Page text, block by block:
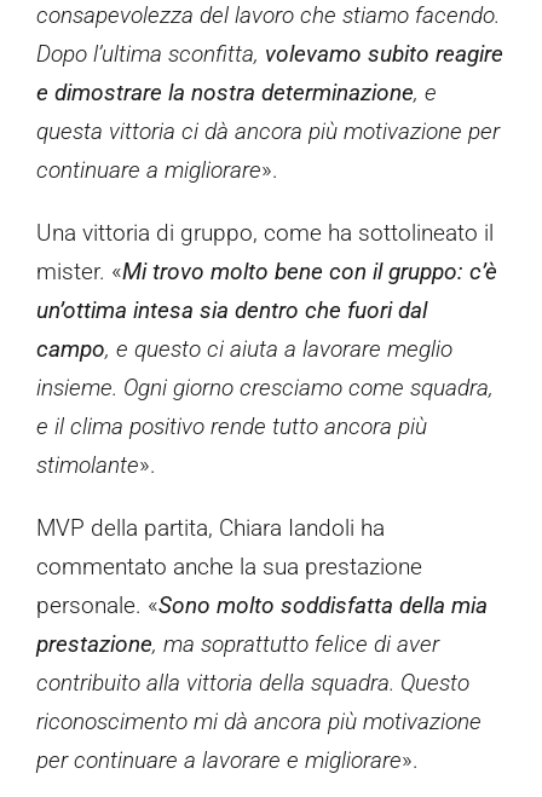
consapevolezza del lavoro che stiamo facendo.
Dopo l’ultima sconfitta, volevamo subito reagire
e dimostrare la nostra determinazione, e
questa vittoria ci dà ancora più motivazione per
continuare a migliorare».
Una vittoria di gruppo, come ha sottolineato il
mister. «Mi trovo molto bene con il gruppo: c’è
un’ottima intesa sia dentro che fuori dal
campo, e questo ci aiuta a lavorare meglio
insieme. Ogni giorno cresciamo come squadra,
e il clima positivo rende tutto ancora più
stimolante».
MVP della partita, Chiara Iandoli ha
commentato anche la sua prestazione
personale. «Sono molto soddisfatta della mia
prestazione, ma soprattutto felice di aver
contribuito alla vittoria della squadra. Questo
riconoscimento mi dà ancora più motivazione
per continuare a lavorare e migliorare».